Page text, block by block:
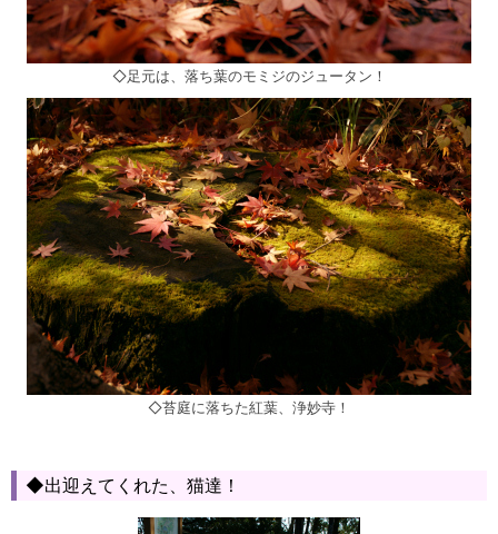
◇足元は、落ち葉のモミジのジュータン！
◇苔庭に落ちた紅葉、浄妙寺！
◆出迎えてくれた、猫達！